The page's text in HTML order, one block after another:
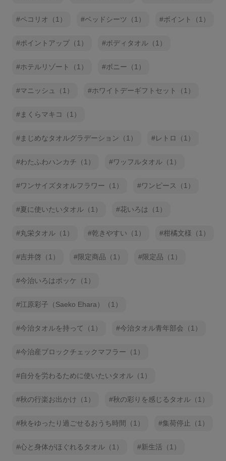
ペコリオ（1） ベッドシーツ（1） ポイント（1）
ポイントアップ（1） ボディタオル（1）
ホテルリゾート（1） ボニー（1）
マニッシュ（1） ホワイトデーギフトセット（1）
まくらマキコ（1）
まじめなタオルグラデーション（1） レトロ（1）
わたふわハンカチ（1） ワッフルタオル（1）
ワンサイズタオルフラワー（1） ワンピース（1）
夏に使いたいタオル（1） 花いろは（1）
丸栄タオル（1） 乾きやすい（1） 柑橘文様（1）
吉井啓（1） 限定商品（1） 限定品（1）
今治いろはポッケ（1）
江原彩子（Saeko Ehara）（1）
今治タオルを持って（1） 今治タオル青年部会（1）
今治産ブロックチェックマフラー（1）
自分を労わるために使いたいタオル（1）
秋の行楽お出かけ（1） 秋の彩りを感じるタオル（1）
秋をゆったり過ごせるおうち時間（1） 集荷停止（1）
心と身体がほぐれるタオル（1） 新生活（1）